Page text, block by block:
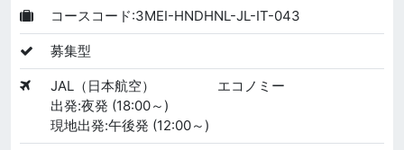
コースコード:3MEI-HNDHNL-JL-IT-043
募集型
JAL（日本航空）
エコノミー
出発:夜発 (18:00～)
現地出発:午後発 (12:00～)